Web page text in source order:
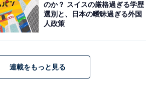
のか？ スイスの厳格過ぎる学歴
選別と、日本の曖昧過ぎる外国
人政策
連載をもっと見る